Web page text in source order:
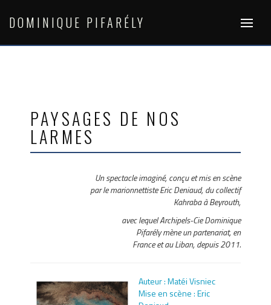
content
DOMINIQUE PIFARÉLY
PAYSAGES DE NOS
LARMES
Un spectacle imaginé, conçu et mis en scène
par le marionnettiste Eric Deniaud, du collectif
Kahraba à Beyrouth,
avec lequel Archipels-Cie Dominique
Pifarély mène un partenariat, en
France et au Liban, depuis 2011.
Auteur : Matéi Visniec
Mise en scène : Eric